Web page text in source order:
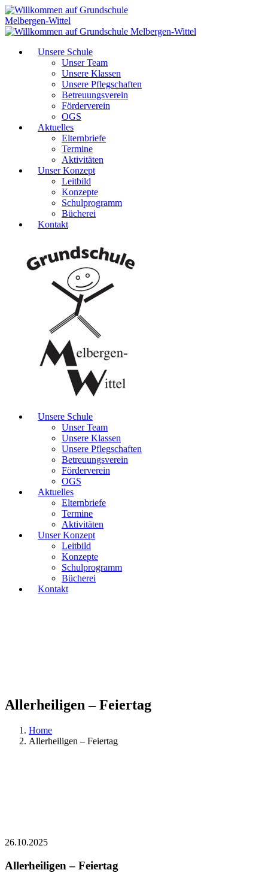
Unsere Schule
Unser Team
Unsere Klassen
Unsere Pflegschaften
Betreuungsverein
Förderverein
OGS
Aktuelles
Elternbriefe
Termine
Aktivitäten
Unser Konzept
Leitbild
Konzepte
Schulprogramm
Bücherei
Kontakt
Unsere Schule
Unser Team
Unsere Klassen
Unsere Pflegschaften
Betreuungsverein
Förderverein
OGS
Aktuelles
Elternbriefe
Termine
Aktivitäten
Unser Konzept
Leitbild
Konzepte
Schulprogramm
Bücherei
Kontakt
Allerheiligen – Feiertag
Home
Allerheiligen – Feiertag
26.10.2025
Allerheiligen – Feiertag